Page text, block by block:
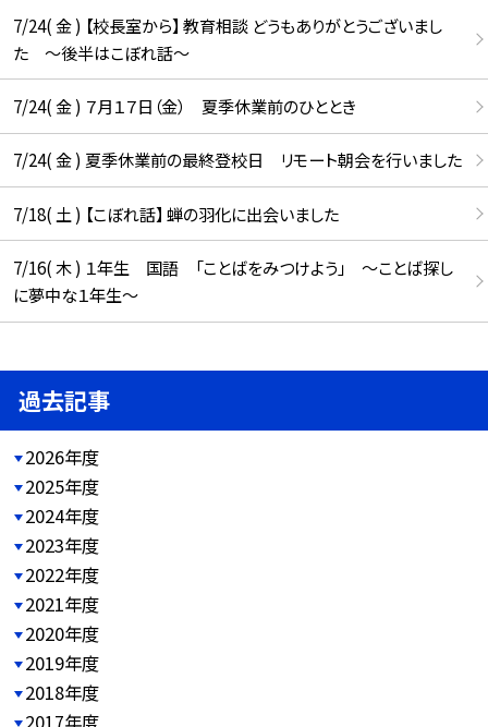
7/24( 金 ) 【校長室から】 教育相談 どうもありがとうございまし
た ～後半はこぼれ話～
7/24( 金 ) ７月１７日（金） 夏季休業前のひととき
7/24( 金 ) 夏季休業前の最終登校日 リモート朝会を行いました
7/18( 土 ) 【こぼれ話】 蝉の羽化に出会いました
7/16( 木 ) １年生 国語 「ことばをみつけよう」 ～ことば探し
に夢中な１年生～
過去記事
2026年度
2025年度
2024年度
2023年度
2022年度
2021年度
2020年度
2019年度
2018年度